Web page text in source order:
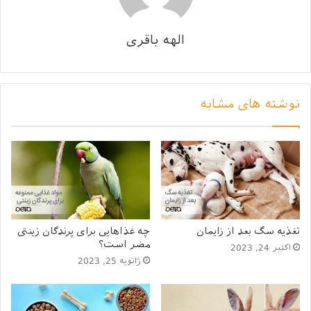
دوست داشتنی!
میان انواع حیوانات خانگی، مدت‌هاست که گربه ها جای خود
را در زندگی انسان‌ پیدا کرده‌اند! می‌توان گفت محبوبیت گربه‌
ها روزبه‌روز در حال افزایش است و پله به پله در حال رسیدن
به جایگاه محبوب‌ترین حیوان خانگی هستند.
دلایل متعددی وجود دارد که حس داشتن گربه را در شما
برانگیزد و شما را به سمت مراکز نگهداری گربه ها و یا پت
شاپ‌ها بکشاند! کسی چه می‌داند، شاید هم تا بحال چشمان
دلربای این کوچولوهای دوست داشتنی شما را فریب داده و
همین الان که در حال خواندن این متن هستید، گربه‌تان روی
نکات بسیار زیادی در نگهداری از گربه ها وجود دارد. محل
الهه باقری
نوشته های مشابه
تغذیه سگ بعد از زایمان
اکتبر 24, 2023
چه غذاهایی برای پرندگان زینتی
مضر است؟
ژانویه 25, 2023